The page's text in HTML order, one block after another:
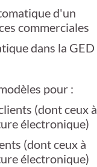
d'un
commerciales
dans la GED
pour :
(dont ceux à
électronique)
(dont ceux à
électronique)